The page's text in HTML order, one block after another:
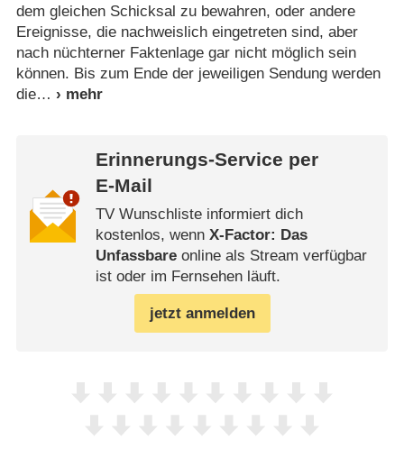
dem gleichen Schicksal zu bewahren, oder andere
Ereignisse, die nachweislich eingetreten sind, aber
nach nüchterner Faktenlage gar nicht möglich sein
können. Bis zum Ende der jeweiligen Sendung werden
die
Erinnerungs-Service per
E-Mail
TV Wunschliste informiert dich
kostenlos, wenn X-Factor: Das
Unfassbareonline als Stream verfügbar
ist oder im Fernsehen läuft.
jetzt anmelden